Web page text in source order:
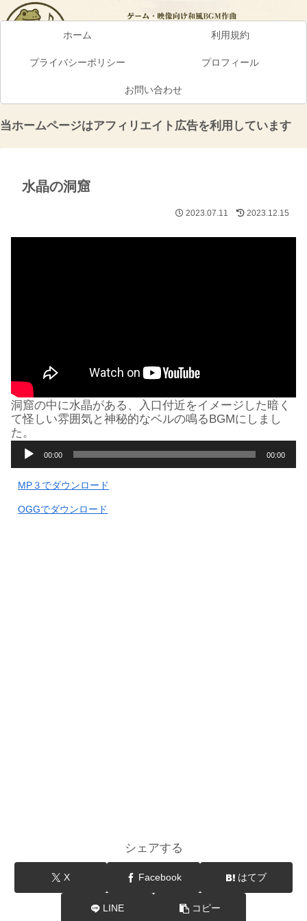
ホーム 利用規約
プライバシーポリシー プロフィール
お問い合わせ
当ホームページはアフィリエイト広告を利用しています
水晶の洞窟
2023.07.11 2023.12.15
洞窟の中に水晶がある、入口付近をイメージした暗く
て怪しい雰囲気と神秘的なベルの鳴るBGMにしまし
た。
レ
ヤ
00:00 00:00
MP３でダウンロード
OGGでダウンロード
シェアする
X Facebook はてブ
LINE コピー